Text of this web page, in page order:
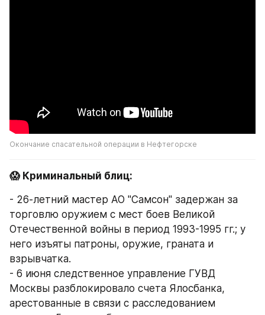
Окончание спасательной операции в Нефтегорске
😱 Криминальный блиц:
- 26-летний мастер АО "Самсон" задержан за
торговлю оружием с мест боев Великой
Отечественной войны в период 1993-1995 гг.; у
него изъяты патроны, оружие, граната и
взрывчатка.
- 6 июня следственное управление ГУВД
Москвы разблокировало счета Ялосбанка,
арестованные в связи с расследованием